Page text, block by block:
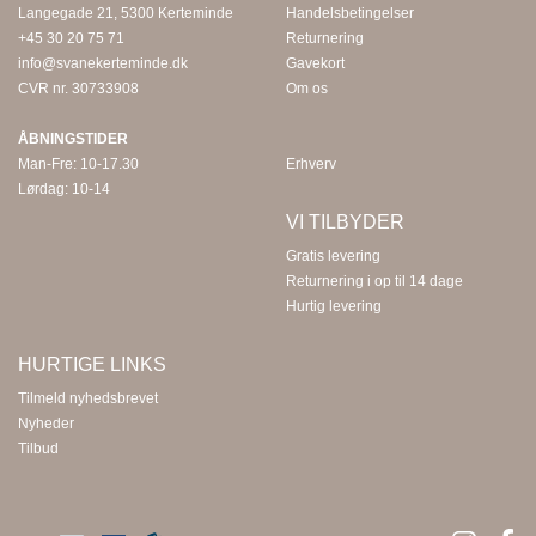
Langegade 21, 5300 Kerteminde
+45 30 20 75 71
info@svanekerteminde.dk
CVR nr. 30733908
ÅBNINGSTIDER
Man-Fre: 10-17.30
Lørdag: 10-14
Handelsbetingelser
Returnering
Gavekort
Om os
Erhverv
VI TILBYDER
Gratis levering
Returnering i op til 14 dage
Hurtig levering
HURTIGE LINKS
Tilmeld nyhedsbrevet
Nyheder
Tilbud